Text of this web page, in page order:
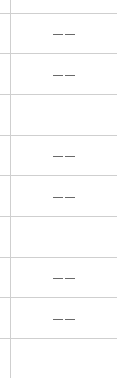
— —
— —
— —
— —
— —
— —
— —
— —
— —